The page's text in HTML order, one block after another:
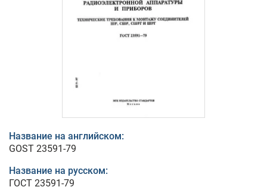
Название на английском:
GOST 23591-79
Название на русском:
ГОСТ 23591-79